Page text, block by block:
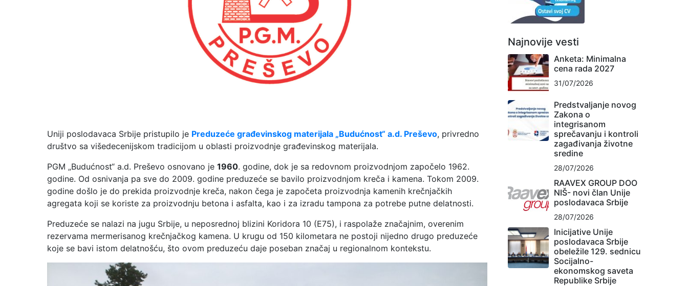
Uniji poslodavaca Srbije pristupilo je Preduzeće građevinskog materijala „Budućnost“ a.d. Preševo, privredno
društvo sa višedecenijskom tradicijom u oblasti proizvodnje građevinskog materijala.
PGM „Budućnost“ a.d. Preševo osnovano je 1960. godine, dok je sa redovnom proizvodnjom započelo 1962.
godine. Od osnivanja pa sve do 2009. godine preduzeće se bavilo proizvodnjom kreča i kamena. Tokom 2009.
godine došlo je do prekida proizvodnje kreča, nakon čega je započeta proizvodnja kamenih krečnjačkih
agregata koji se koriste za proizvodnju betona i asfalta, kao i za izradu tampona za potrebe putne delatnosti.
Preduzeće se nalazi na jugu Srbije, u neposrednoj blizini Koridora 10 (E75), i raspolaže značajnim, overenim
rezervama mermerisanog krečnjačkog kamena. U krugu od 150 kilometara ne postoji nijedno drugo preduzeće
koje se bavi istom delatnošću, što ovom preduzeću daje poseban značaj u regionalnom kontekstu.
Najnovije vesti
Anketa: Minimalna
cena rada 2027
31/07/2026
Predstvaljanje novog
Zakona o
integrisanom
sprečavanju i kontroli
zagađivanja životne
sredine
28/07/2026
RAAVEX GROUP DOO
NIŠ- novi član Unije
poslodavaca Srbije
28/07/2026
Inicijative Unije
poslodavaca Srbije
obeležile 129. sednicu
Socijalno-
ekonomskog saveta
Republike Srbije